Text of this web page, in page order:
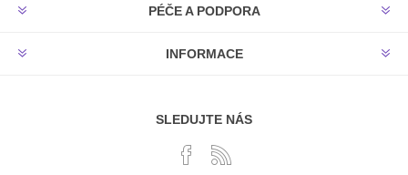
PÉČE A PODPORA
INFORMACE
SLEDUJTE NÁS